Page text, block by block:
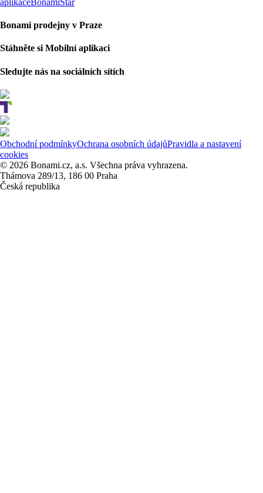
aplikaceBonamiStar
Bonami prodejny v Praze
Stáhněte si Mobilní aplikaci
Sledujte nás na sociálních sítích
Obchodní podmínkyOchrana osobních údajůPravidla a nastavení
cookies
© 2026 Bonami.cz, a.s. Všechna práva vyhrazena.
Thámova 289/13, 186 00 Praha
Česká republika